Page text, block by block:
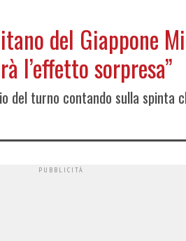
del Giappone
l’effetto sorpresa”
del turno contando sulla spinta